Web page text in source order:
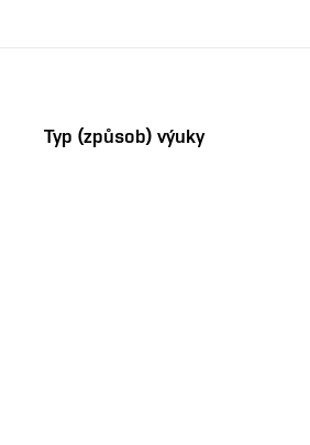
Typ (způsob) výuky